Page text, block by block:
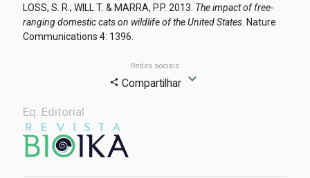
LOSS, S. R.; WILL T. & MARRA, P.P. 2013. The impact of free-
ranging domestic cats on wildlife of the United States. Nature
Communications 4: 1396.
Redes sociais
share Compartilhar expand_more
Eq. Editorial